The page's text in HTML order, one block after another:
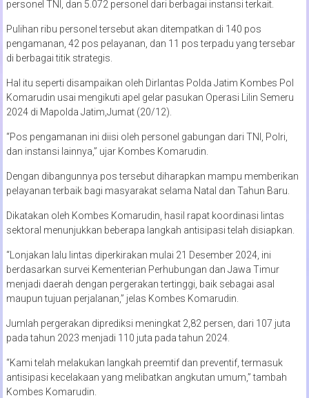
personel TNI, dan 5.072 personel dari berbagai instansi terkait.
Pulihan ribu personel tersebut akan ditempatkan di 140 pos
pengamanan, 42 pos pelayanan, dan 11 pos terpadu yang tersebar
di berbagai titik strategis.
Hal itu seperti disampaikan oleh Dirlantas Polda Jatim Kombes Pol
Komarudin usai mengikuti apel gelar pasukan Operasi Lilin Semeru
2024 di Mapolda Jatim,Jumat (20/12).
“Pos pengamanan ini diisi oleh personel gabungan dari TNI, Polri,
dan instansi lainnya,” ujar Kombes Komarudin.
Dengan dibangunnya pos tersebut diharapkan mampu memberikan
pelayanan terbaik bagi masyarakat selama Natal dan Tahun Baru.
Dikatakan oleh Kombes Komarudin, hasil rapat koordinasi lintas
sektoral menunjukkan beberapa langkah antisipasi telah disiapkan.
“Lonjakan lalu lintas diperkirakan mulai 21 Desember 2024, ini
berdasarkan survei Kementerian Perhubungan dan Jawa Timur
menjadi daerah dengan pergerakan tertinggi, baik sebagai asal
maupun tujuan perjalanan,” jelas Kombes Komarudin.
Jumlah pergerakan diprediksi meningkat 2,82 persen, dari 107 juta
pada tahun 2023 menjadi 110 juta pada tahun 2024.
“Kami telah melakukan langkah preemtif dan preventif, termasuk
antisipasi kecelakaan yang melibatkan angkutan umum,” tambah
Kombes Komarudin.